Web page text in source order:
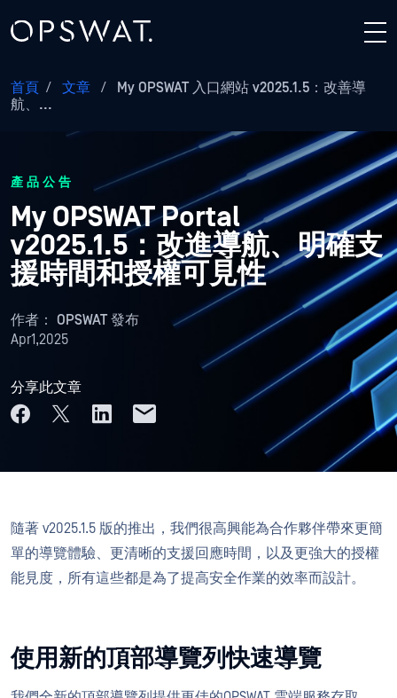
首頁 / 文章 /
My OPSWAT 入口網站 v2025.1.5：改善導
航、...
產品公告
My OPSWAT Portal
v2025.1.5：改進導航、明確支
援時間和授權可見性
作者： OPSWAT 發布
Apr1,2025
分享此文章
隨著 v2025.1.5 版的推出，我們很高興能為合作夥伴帶來更簡
單的導覽體驗、更清晰的支援回應時間，以及更強大的授權
能見度，所有這些都是為了提高安全作業的效率而設計。
使用新的頂部導覽列快速導覽